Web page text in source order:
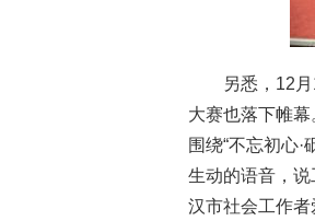
另悉，12
大赛也落下帷
围绕“不忘初心
生动的语音，
汉市社会工作者